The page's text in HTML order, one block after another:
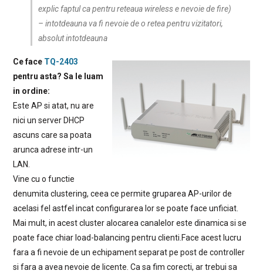
explic faptul ca pentru reteaua wireless e nevoie de fire)
– intotdeauna va fi nevoie de o retea pentru vizitatori,
absolut intotdeauna
Ce face TQ-2403
pentru asta? Sa le luam
in ordine:
Este AP si atat, nu are
nici un server DHCP
ascuns care sa poata
arunca adrese intr-un
LAN.
Vine cu o functie
denumita clustering, ceea ce permite gruparea AP-urilor de
acelasi fel astfel incat configurarea lor se poate face unficiat.
Mai mult, in acest cluster alocarea canalelor este dinamica si se
poate face chiar load-balancing pentru clienti.Face acest lucru
fara a fi nevoie de un echipament separat pe post de controller
si fara a avea nevoie de licente. Ca sa fim corecti, ar trebui sa